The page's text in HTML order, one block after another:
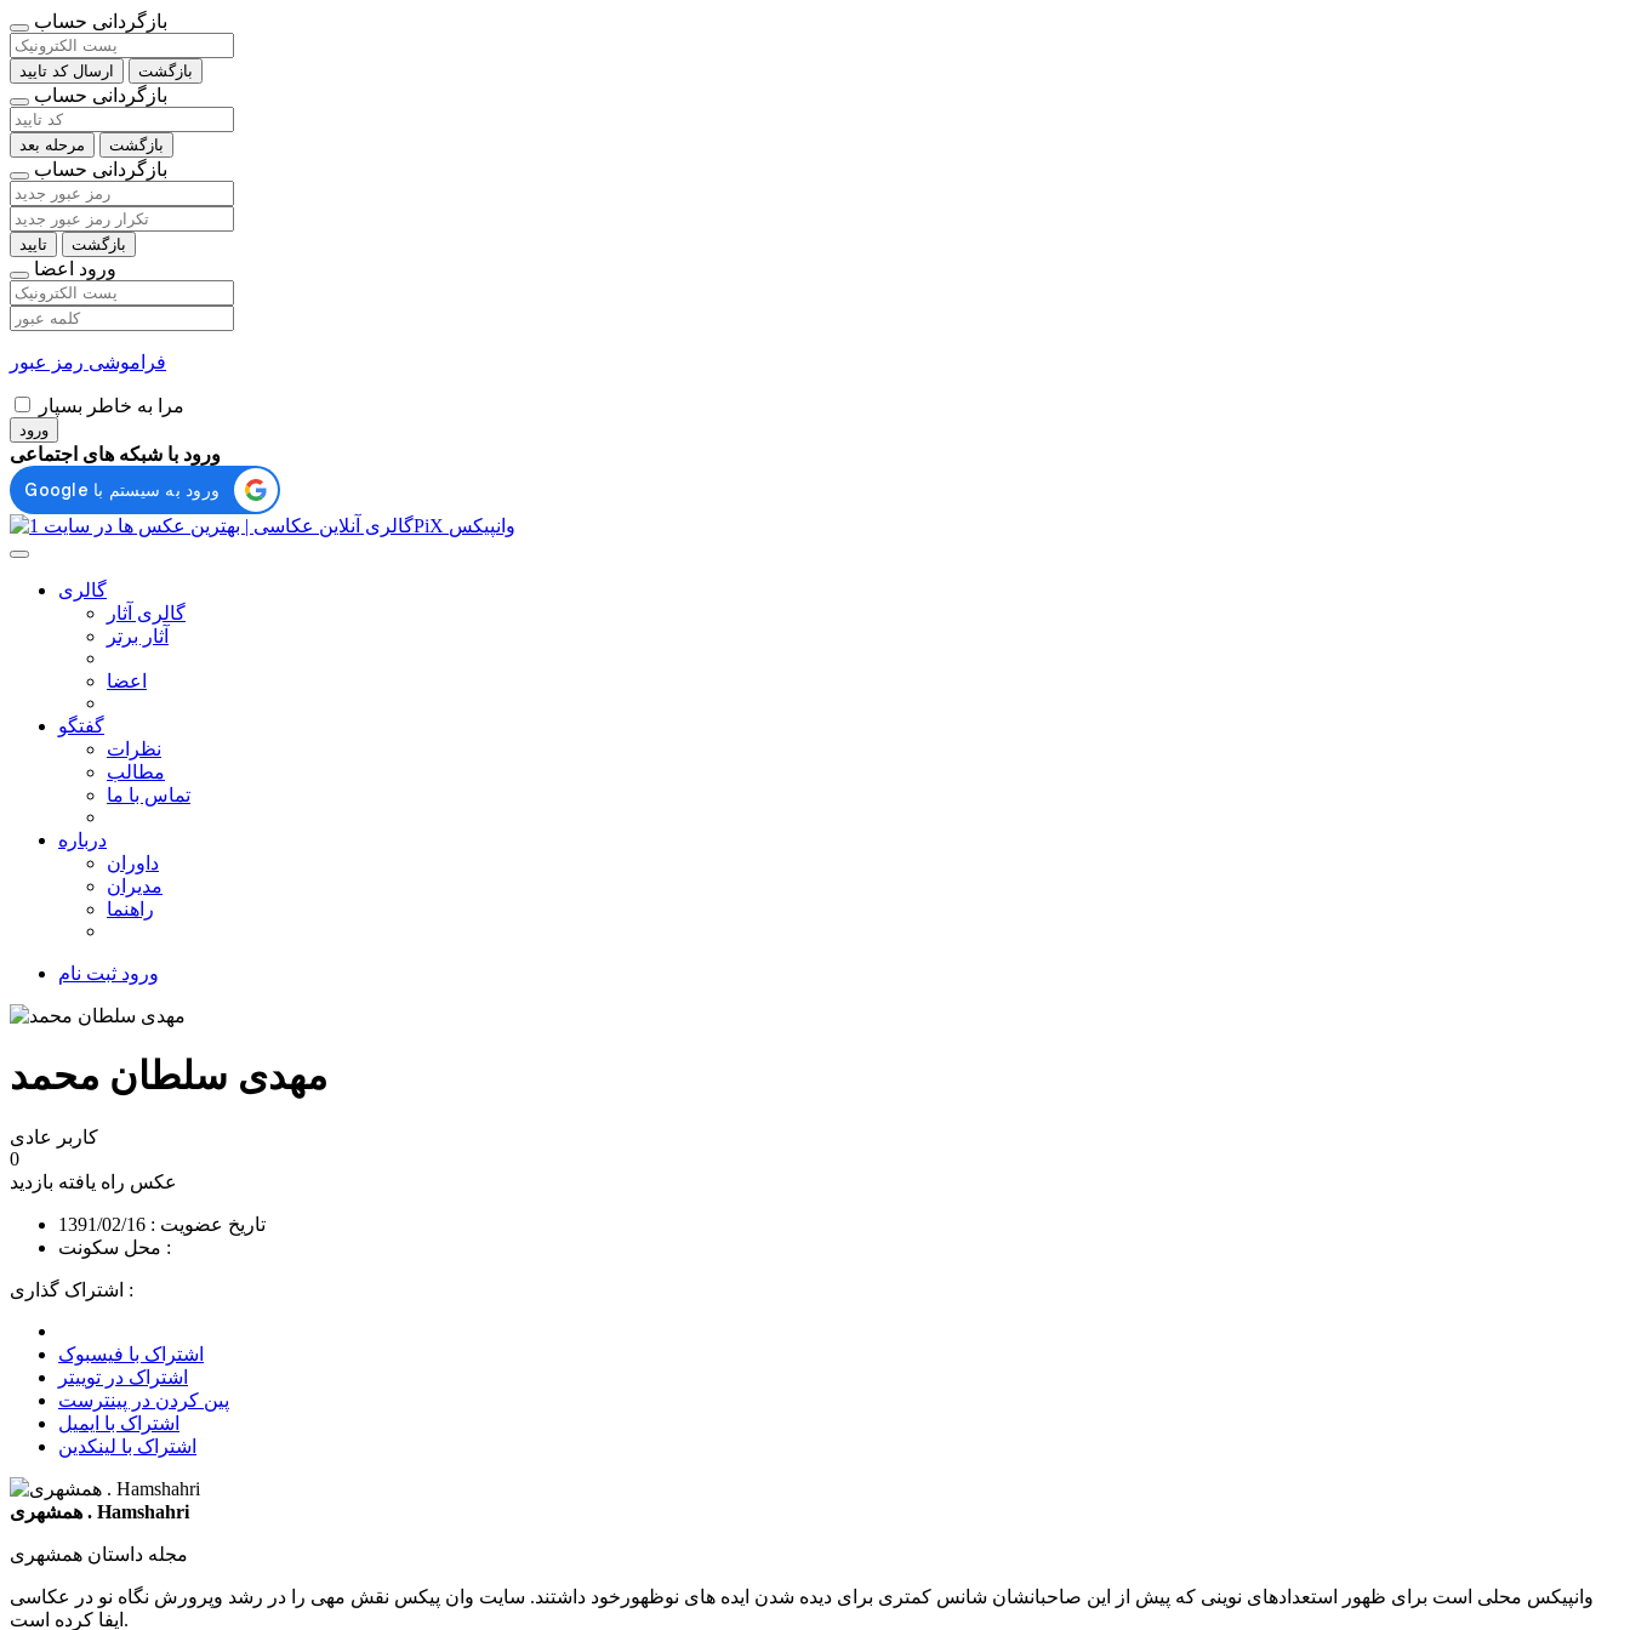
بازگردانی حساب
ارسال کد تایید بازگشت
بازگردانی حساب
مرحله بعد بازگشت
بازگردانی حساب
تایید بازگشت
ورود اعضا
فراموشی رمز عبور
مرا به خاطر بسپار
ورود
ورود با شبکه های اجتماعی
گالری
گالری آثار
آثار برتر
اعضا
گفتگو
نظرات
مطالب
تماس با ما
درباره
داوران
مدیران
راهنما
ورود ثبت نام
مهدی سلطان محمد
کاربر عادی
0
عکس راه یافته بازدید
تاریخ عضویت : 1391/02/16
محل سکونت :
اشتراک گذاری :
اشتراک با فیسبوک
اشتراک در توییتر
پین کردن در پینترست
اشتراک با ایمیل
اشتراک با لینکدین
همشهری . Hamshahri
مجله داستان همشهری
وانپیکس محلی است برای ظهور استعدادهای نوینی که پیش از این صاحبانشان شانس کمتری برای دیده شدن ایده های نوظهورخود داشتند. سایت وان پیکس نقش مهی را در رشد وپرورش نگاه نو در عکاسی
ایفا کرده است.